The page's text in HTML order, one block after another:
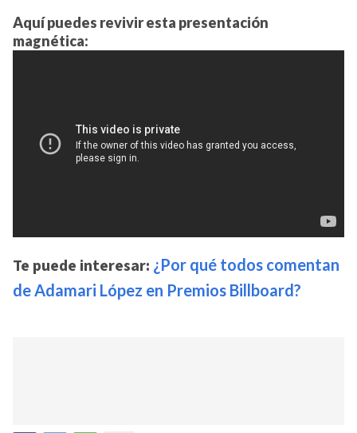
Aquí puedes revivir esta presentación
magnética:
Te puede interesar: ¿Por qué todos comentan
de Adamari López en Premios Billboard?